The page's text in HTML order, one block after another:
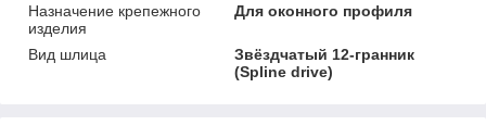
Назначение крепежного
изделия
Для оконного профиля
Вид шлица
Звёздчатый 12-гранник
(Spline drive)